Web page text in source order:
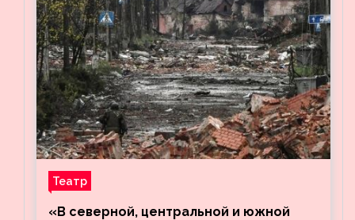
Театр
«В северной, центральной и южной